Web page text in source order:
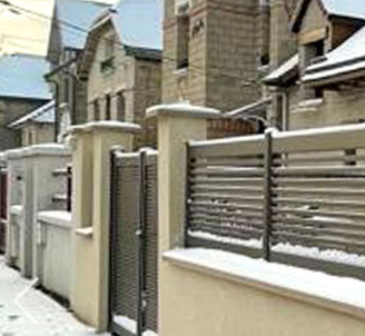
Produits > Clôtures > Clôtures
Produits > Clôtures > Clôtures
Produits > Clôtures > Clôtures
Produits > Clôtures > Claustras
Produits > Garde-corps et rambardes >
Produits > Garde-corps et rambardes >
Produits > Garde-corps et rambardes >
Produits > Garde-corps et rambardes >
Produits > Garde-corps et rambardes >
Produits > Garde-corps et rambardes >
Produits > Garde-corps et rambardes >
Produits > Pergolas > Pergolas